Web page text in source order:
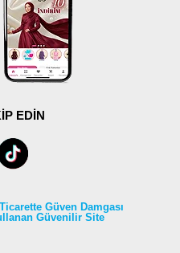
EDİN
Güven Damgası
Güvenilir Site